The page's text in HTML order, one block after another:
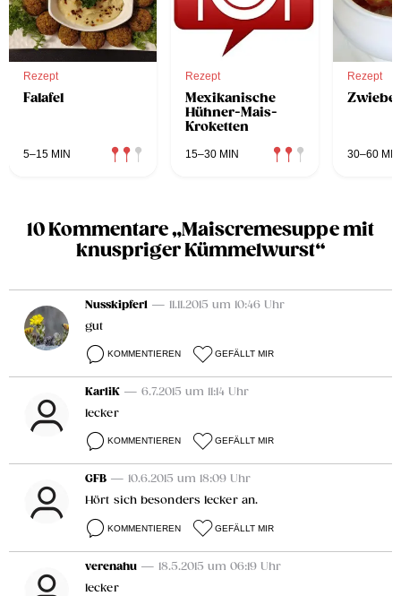
Rezept
Falafel
5–15 MIN
Rezept
Mexikanische
Hühner-Mais-
Kroketten
15–30 MIN
Rezept
30–60 MIN
10 Kommentare „Maiscremesuppe mit
knuspriger Kümmelwurst“
Nusskipferl — 11.11.2015 um 10:46 Uhr
gut
KOMMENTIEREN GEFÄLLT MIR
KarliK — 6.7.2015 um 11:14 Uhr
lecker
KOMMENTIEREN GEFÄLLT MIR
GFB — 10.6.2015 um 18:09 Uhr
Hört sich besonders lecker an.
KOMMENTIEREN GEFÄLLT MIR
verenahu — 18.5.2015 um 06:19 Uhr
lecker